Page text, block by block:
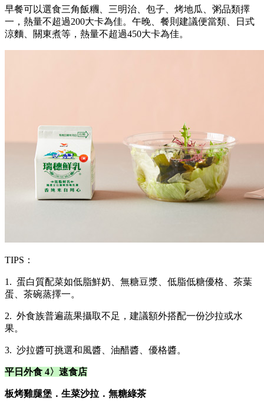
早餐可以選食三角飯糰、三明治、包子、烤地瓜、粥品類擇
一，熱量不超過200大卡為佳。午晚、餐則建議便當類、日式
涼麵、關東煮等，熱量不超過450大卡為佳。
TIPS：
1. 蛋白質配菜如低脂鮮奶、無糖豆漿、低脂低糖優格、茶葉
蛋、茶碗蒸擇一。
2. 外食族普遍蔬果攝取不足，建議額外搭配一份沙拉或水
果。
3. 沙拉醬可挑選和風醬、油醋醬、優格醬。
平日外食 4〉 速食店
板烤雞腿堡．生菜沙拉．無糖綠茶